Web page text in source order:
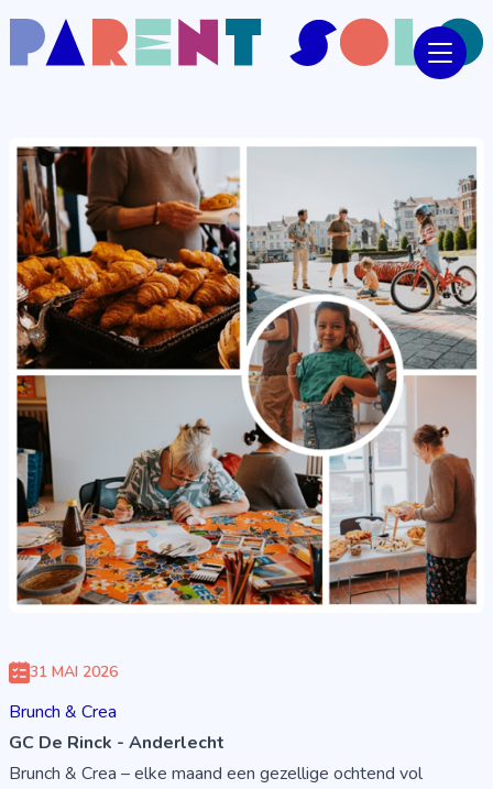
31 MAI 2026
Brunch & Crea
GC De Rinck - Anderlecht
Brunch & Crea – elke maand een gezellige ochtend vol